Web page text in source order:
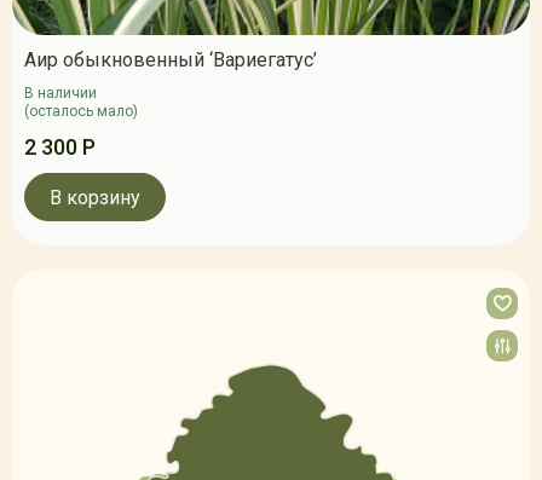
Аир обыкновенный ‘Вариегатус’
В наличии
(осталось мало)
2 300 Р
В корзину